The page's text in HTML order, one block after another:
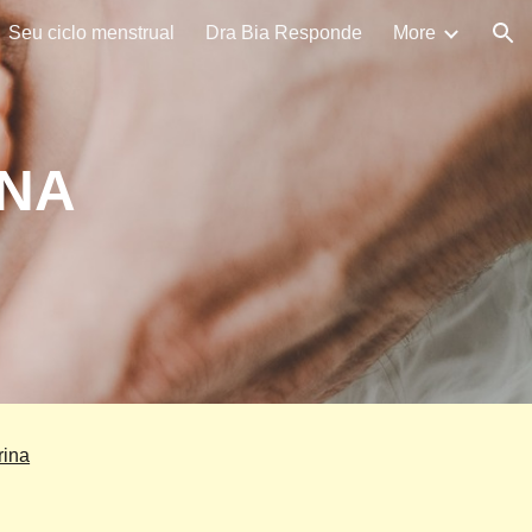
Seu ciclo menstrual Dra Bia Responde More